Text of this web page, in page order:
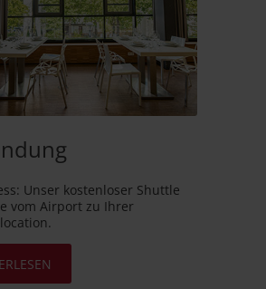
Unser kostenloser Shuttle
vom Airport zu Ihrer